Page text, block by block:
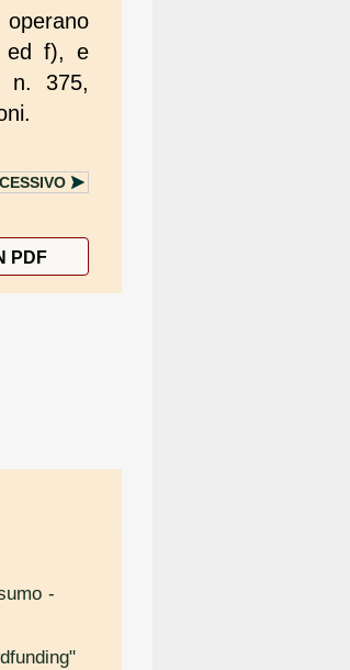
ed f), e
n. 375,
PDF
-